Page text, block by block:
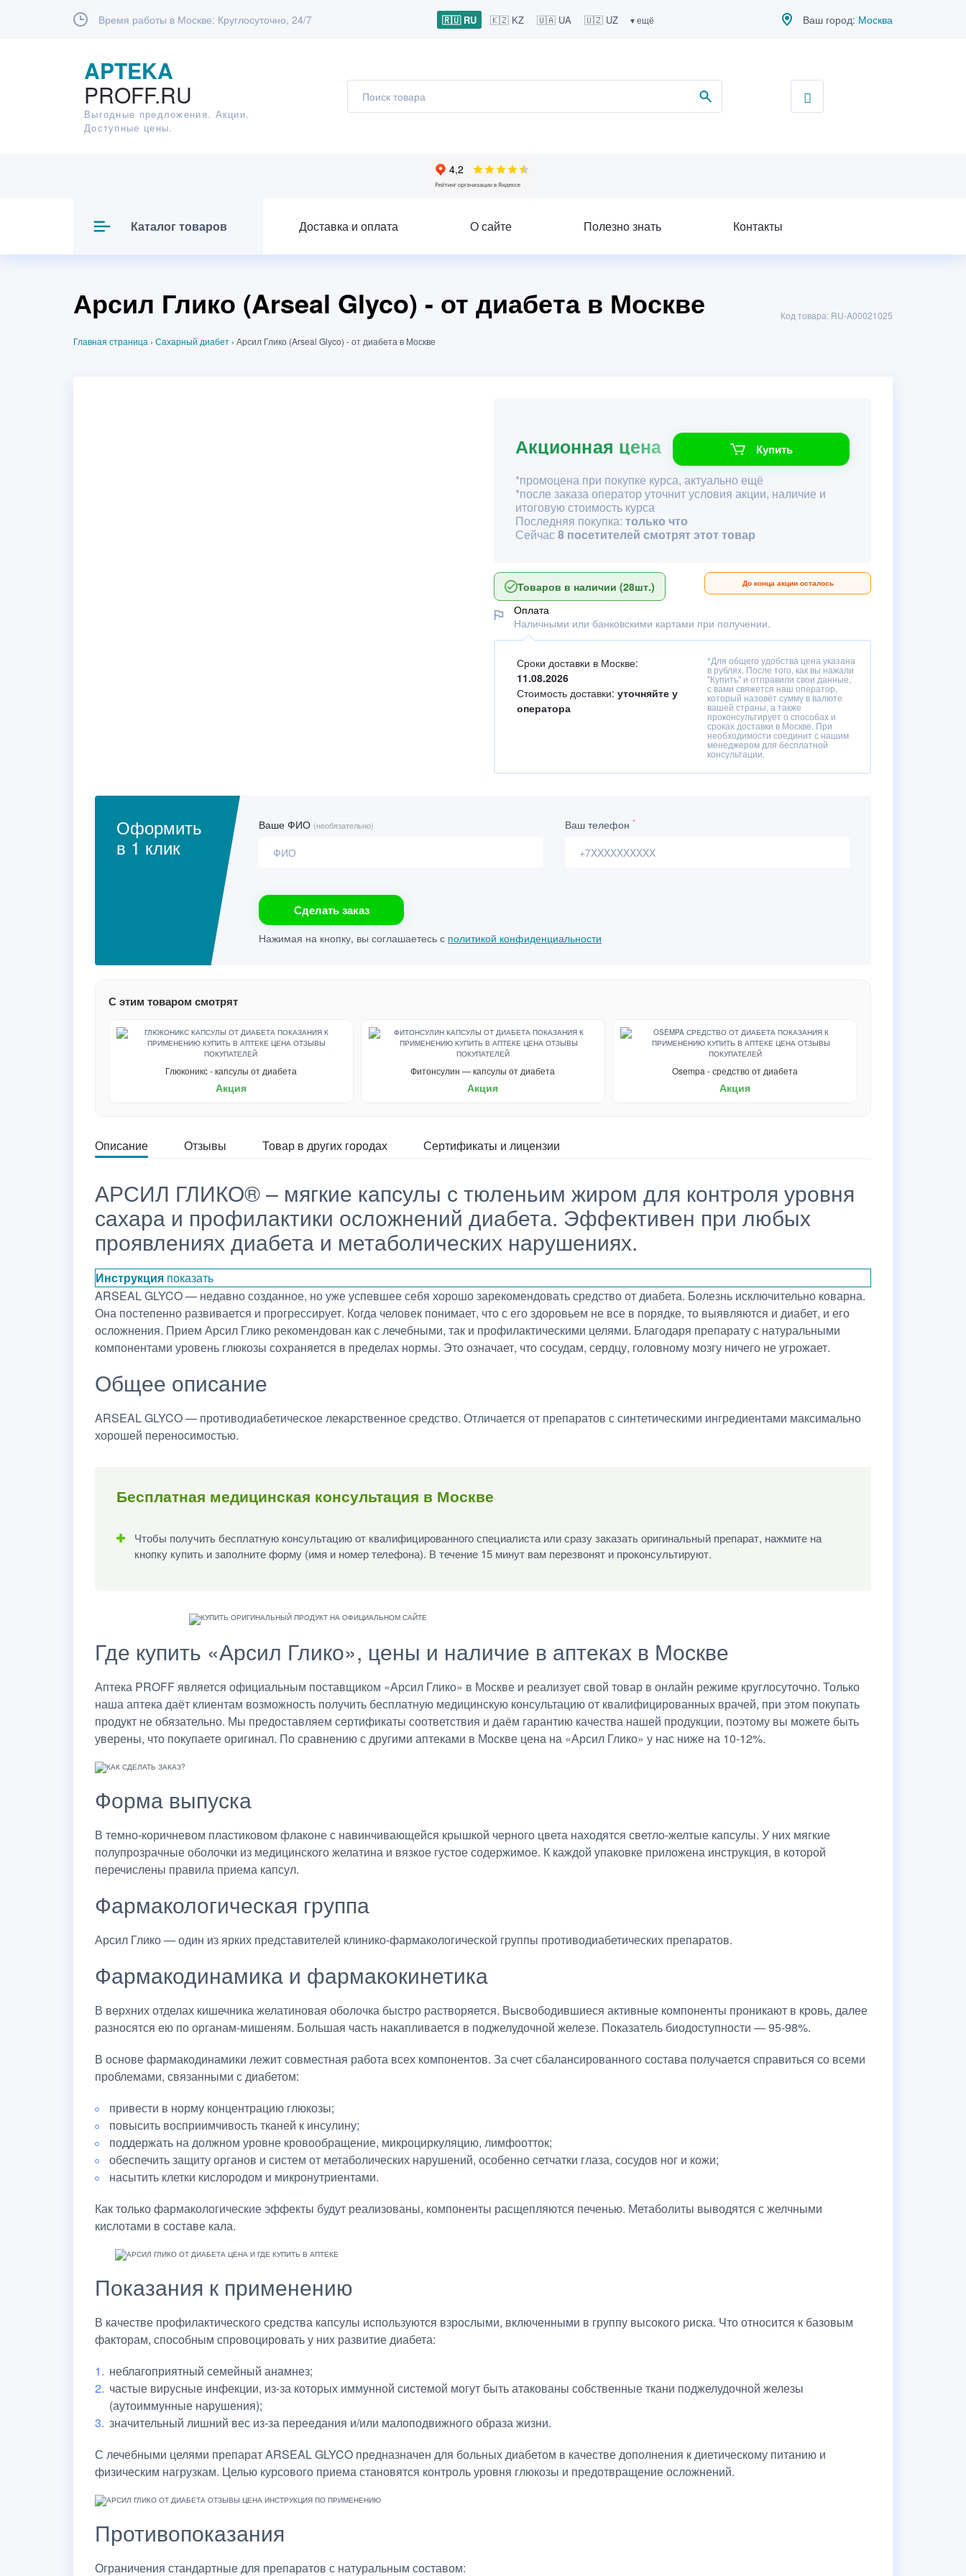
Время работы в Москве: Круглосуточно, 24/7 🇷🇺 RU 🇰🇿 KZ 🇺🇦 UA 🇺🇿 UZ ▾ ещё Ваш город: Москва
APTEKA
PROFF.RU
Выгодные предложения. Акции.
Доступные цены.
Каталог товаров Доставка и оплата О сайте Полезно знать Контакты
Арсил Глико (Arseal Glyco) - от диабета в Москве
Главная страница › Сахарный диабет › Арсил Глико (Arseal Glyco) - от диабета в Москве
Код товара: RU-A00021025
Акционная цена Купить
*промоцена при покупке курса, актуально ещё
*после заказа оператор уточнит условия акции, наличие и
итоговую стоимость курса
Последняя покупка: только что
Сейчас8 посетителей смотрят этот товар
Товаров в наличии (28шт.) До конца акции осталось
Оплата
Наличными или банковскими картами при получении.
Сроки доставки в Москве:
11.08.2026
Стоимость доставки: уточняйте у
оператора
*Для общего удобства цена указана
в рублях. После того, как вы нажали
"Купить" и отправили свои данные,
с вами свяжется наш оператор,
который назовёт сумму в валюте
вашей страны, а также
проконсультирует о способах и
сроках доставки в Москве. При
необходимости соединит с нашим
менеджером для бесплатной
консультации.
Оформить
в 1 клик
Ваше ФИО (необязательно) Ваш телефон *
Сделать заказ
Нажимая на кнопку, вы соглашаетесь с политикой конфиденциальности
С этим товаром смотрят
Глюконикс - капсулы от диабета
Акция
Фитонсулин — капсулы от диабета
Акция
Osempa - средство от диабета
Акция
Описание Отзывы Товар в других городах Сертификаты и лицензии
АРСИЛ ГЛИКО® – мягкие капсулы с тюленьим жиром для контроля уровня
сахара и профилактики осложнений диабета. Эффективен при любых
проявлениях диабета и метаболических нарушениях.
Инструкция показать
ARSEAL GLYCO — недавно созданное, но уже успевшее себя хорошо зарекомендовать средство от диабета. Болезнь исключительно коварна.
Она постепенно развивается и прогрессирует. Когда человек понимает, что с его здоровьем не все в порядке, то выявляются и диабет, и его
осложнения. Прием Арсил Глико рекомендован как с лечебными, так и профилактическими целями. Благодаря препарату с натуральными
компонентами уровень глюкозы сохраняется в пределах нормы. Это означает, что сосудам, сердцу, головному мозгу ничего не угрожает.
Общее описание
ARSEAL GLYCO — противодиабетическое лекарственное средство. Отличается от препаратов с синтетическими ингредиентами максимально
хорошей переносимостью.
Бесплатная медицинская консультация в Москве
Чтобы получить бесплатную консультацию от квалифицированного специалиста или сразу заказать оригинальный препарат, нажмите на
кнопку купить и заполните форму (имя и номер телефона). В течение 15 минут вам перезвонят и проконсультируют.
Где купить «Арсил Глико», цены и наличие в аптеках в Москве
Аптека PROFF является официальным поставщиком «Арсил Глико» в Москве и реализует свой товар в онлайн режиме круглосуточно. Только
наша аптека даёт клиентам возможность получить бесплатную медицинскую консультацию от квалифицированных врачей, при этом покупать
продукт не обязательно. Мы предоставляем сертификаты соответствия и даём гарантию качества нашей продукции, поэтому вы можете быть
уверены, что покупаете оригинал. По сравнению с другими аптеками в Москве цена на «Арсил Глико» у нас ниже на 10-12%.
Форма выпуска
В темно-коричневом пластиковом флаконе с навинчивающейся крышкой черного цвета находятся светло-желтые капсулы. У них мягкие
полупрозрачные оболочки из медицинского желатина и вязкое густое содержимое. К каждой упаковке приложена инструкция, в которой
перечислены правила приема капсул.
Фармакологическая группа
Арсил Глико — один из ярких представителей клинико-фармакологической группы противодиабетических препаратов.
Фармакодинамика и фармакокинетика
В верхних отделах кишечника желатиновая оболочка быстро растворяется. Высвободившиеся активные компоненты проникают в кровь, далее
разносятся ею по органам-мишеням. Большая часть накапливается в поджелудочной железе. Показатель биодоступности — 95-98%.
В основе фармакодинамики лежит совместная работа всех компонентов. За счет сбалансированного состава получается справиться со всеми
проблемами, связанными с диабетом:
привести в норму концентрацию глюкозы;
повысить восприимчивость тканей к инсулину;
поддержать на должном уровне кровообращение, микроциркуляцию, лимфоотток;
обеспечить защиту органов и систем от метаболических нарушений, особенно сетчатки глаза, сосудов ног и кожи;
насытить клетки кислородом и микронутриентами.
Как только фармакологические эффекты будут реализованы, компоненты расщепляются печенью. Метаболиты выводятся с желчными
кислотами в составе кала.
Показания к применению
В качестве профилактического средства капсулы используются взрослыми, включенными в группу высокого риска. Что относится к базовым
факторам, способным спровоцировать у них развитие диабета:
неблагоприятный семейный анамнез;
частые вирусные инфекции, из-за которых иммунной системой могут быть атакованы собственные ткани поджелудочной железы
(аутоиммунные нарушения);
значительный лишний вес из-за переедания и/или малоподвижного образа жизни.
С лечебными целями препарат ARSEAL GLYCO предназначен для больных диабетом в качестве дополнения к диетическому питанию и
физическим нагрузкам. Целью курсового приема становятся контроль уровня глюкозы и предотвращение осложнений.
Противопоказания
Ограничения стандартные для препаратов с натуральным составом: